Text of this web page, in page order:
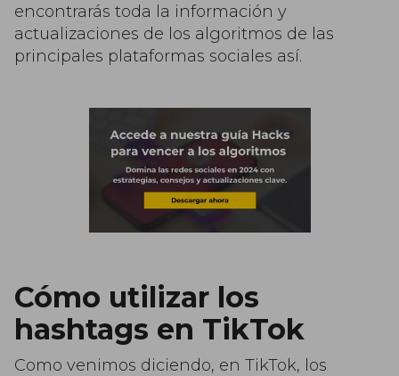
encontrarás toda la información y
actualizaciones de los algoritmos de las
principales plataformas sociales así.
Cómo utilizar los
hashtags en TikTok
Como venimos diciendo, en TikTok, los